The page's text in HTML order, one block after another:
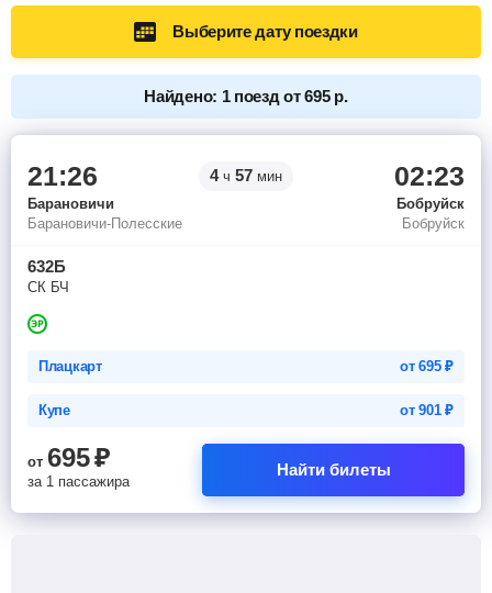
Выберите дату поездки
Найдено: 1 поезд от 695 р.
21:26 4ч 57 мин 02:23
Барановичи
Бобруйск
Барановичи-Полесские
Бобруйск
632Б
СК БЧ
Плацкарт от695₽
Купе от901₽
от 695₽
за 1 пассажира
Найти билеты